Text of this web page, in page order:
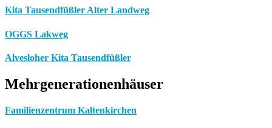
Kita Tausendfüßler Alter Landweg
OGGS Lakweg
Alvesloher Kita Tausendfüßler
Mehrgenerationenhäuser
Familienzentrum Kaltenkirchen